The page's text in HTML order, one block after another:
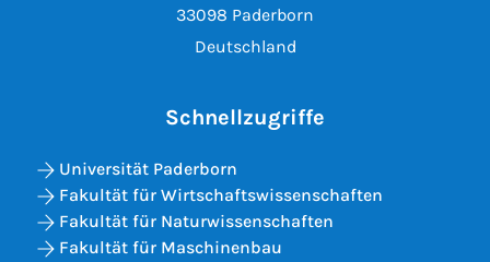
33098 Paderborn
Deutschland
Schnellzugriffe
Universität Paderborn
Fakultät für Wirtschaftswissenschaften
Fakultät für Naturwissenschaften
Fakultät für Maschinenbau